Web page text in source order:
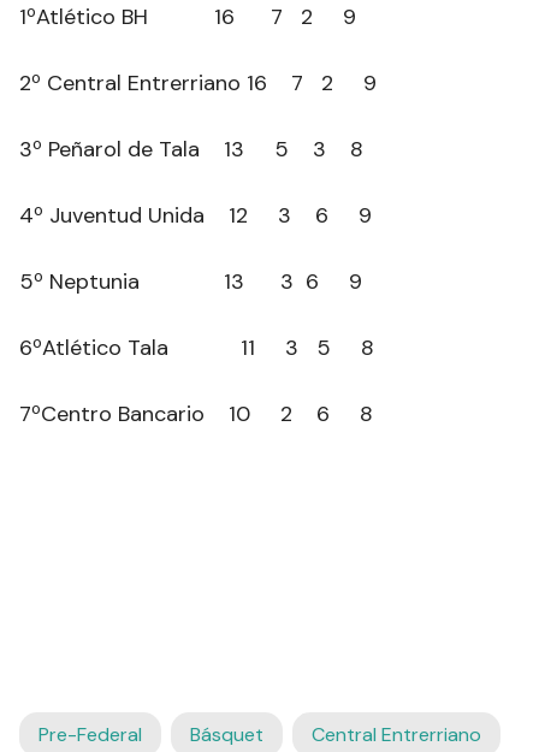
1ºAtlético BH 16 7 2 9
2º Central Entrerriano 16 7 2 9
3º Peñarol de Tala 13 5 3 8
4º Juventud Unida 12 3 6 9
5º Neptunia 13 3 6 9
6ºAtlético Tala 11 3 5 8
7ºCentro Bancario 10 2 6 8
Pre-Federal Básquet Central Entrerriano